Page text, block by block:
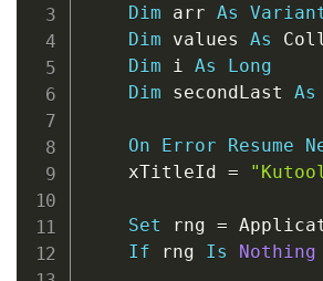
Dim arr As
Dim values As
Dim i As
Long
Dim secondLast As
On Error Resume
    xTitleId
=
Set rng =
If rng Is Nothing